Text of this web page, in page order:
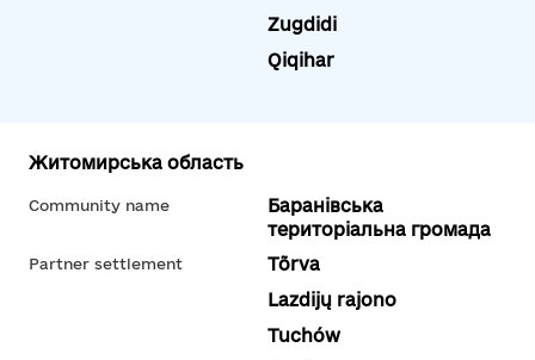
Zugdidi
Qiqihar
Житомирська область
Community name
Баранівська
територіальна громада
Partner settlement
Tõrva
Lazdijų rajono
Tuchów